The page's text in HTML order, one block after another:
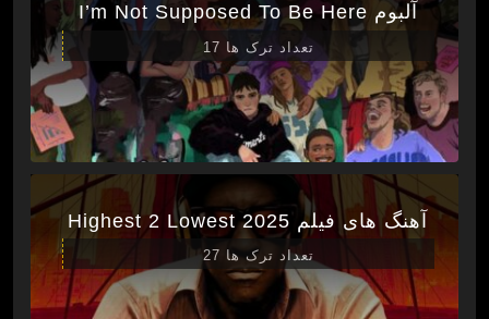
آلبوم I’m Not Supposed To Be Here
تعداد ترک ها 17
آهنگ های فیلم Highest 2 Lowest 2025
تعداد ترک ها 27